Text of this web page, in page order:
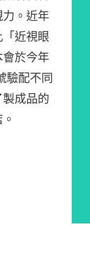
。近年
近視眼
於今年
驗配不同
成品的